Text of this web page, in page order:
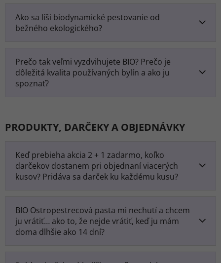
Ako sa líši biodynamické pestovanie od
bežného ekologického?
Prečo tak veľmi vyzdvihujete BIO? Prečo je
dôležitá kvalita používaných bylín a ako ju
spoznať?
PRODUKTY, DARČEKY A OBJEDNÁVKY
Keď prebieha akcia 2 + 1 zadarmo, koľko
darčekov dostanem pri objednaní viacerých
kusov? Pridáva sa darček ku každému kusu?
BIO Ostropestrecová pasta mi nechutí a chcem
ju vrátiť… ako to, že nejde vrátiť, keď ju mám
doma dlhšie ako 14 dní?